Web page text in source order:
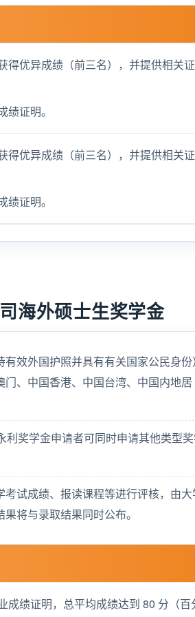
得优异成绩（前三名），并提供相关证
证明。
得优异成绩（前三名），并提供相关证
证明。
海外硕士生奖学金
有效外国护照并具有有关国家公民身
门、中国香港、中国台湾、中国内地居
利奖学金申请者可同时申请其他类型
试成绩、报读课程等进行评核，由
将与录取结果同时公布。
成绩证明，总平均成绩达到 80 分（百